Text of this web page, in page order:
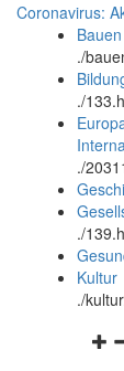
Coronavirus:
./
./
./
./
Kultur
./